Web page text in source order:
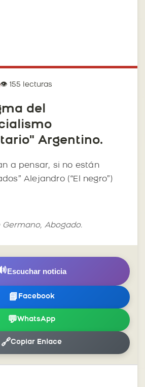
👁️ 155 lecturas
del
Argentino.
a pensar, si no están
Alejandro (“El negro”)
Abogado.
Escuchar noticia
📘 Facebook
💬WhatsApp
🔗Copiar Enlace